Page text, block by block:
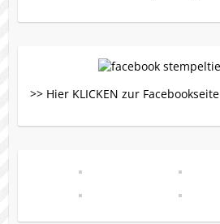
>> Hier KLICKEN zur Facebookseite